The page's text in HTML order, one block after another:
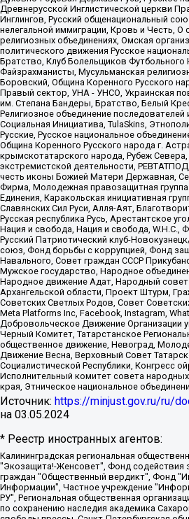
Древнерусской Инглистической церкви
Инглингов, Русский общенациональный
нелегальной иммиграции, Кровь и Честь, О
религиозных объединениях, Омская
политического движения Русское
Братство, Клуб Болельщиков Футбольного
Файзрахманисты, Мусульманская
Боровский, Община Коренного Русского
Правый сектор, УНА - УНСО, Украинская
им. Степана Бандеры, Братство, Белый
Религиозное объединение последователей
Социальная Инициатива, TulaSkins,
Русские, Русское национальное
Община Коренного Русского народа г.
крымскотатарского народа, Рубеж
экстремистской деятельности,
честь иконы Божией Матери Державная,
Фирма, Молодежная правозащитная
Единения, Каракольская инициативная
Славянских Сил Руси, Алля-Аят,
Русская республика Русь, Арестантское
Нация и свобода, Нация и свобода, W.H.С.,
Русский Патриотический клуб-
союз, Фонд борьбы с коррупцией, Фонд
Навального, Совет граждан СССР
Мужское государство, Народное
Народное движение Адат, Народный
Архангельской области, Проект Штурм,
Советских Светлых Родов, Совет
Meta Platforms Inc, Facebook, Instagram,
Добровольческое Движение Организации
Черный Комитет, Татарстанское
общественное движение, Невоград,
Движение Весна, Верховный Совет
Социалистической Республики, Конгресс
Исполнительный комитет совета
края, Этническое национальное
Источник: https://minjust.gov.ru/ru/
на 03.05.2024
* Реестр иностранных агентов:
Калининградская региональная общественная организация "Экозащита!-Женсовет", Фонд содействия защите прав и свобод граждан "Общественный вердикт", Фонд "Институт Развития Свободы Информации", Частное учреждение "Информационное агентство МЕМО. РУ", Региональная общественная организация "Общественная комиссия по сохранению наследия академика Сахарова", Фонд поддержки свободы прессы, Санкт-Петербургская общественная правозащитная организация "Гражданский контроль", Межрегиональная общественная организация "Информационно-просветительский центр "Мемориал", Региональный Фонд "Центр Защиты Прав Средств Массовой Информации", с 05.12.2023 Фонд "Центр Защиты Прав Средств массовой информации", Региональная общественная благотворительная организация помощи беженцам и мигрантам "Гражданское содействие", Негосударственное образовательное учреждение дополнительного профессионального образования (повышение квалификации) специалистов "АКАДЕМИЯ ПО ПРАВАМ ЧЕЛОВЕКА", Свердловская региональная общественная организация "Сутяжник", Автономная некоммерческая организация "Центр независимых социологических исследований", Союз общественных объединений "Российский исследовательский центр по правам человека", Региональное общественное учреждение научно-информационный центр "МЕМОРИАЛ", Некоммерческая организация "Фонд защиты гласности", Автономная некоммерческая организация "Институт прав человека", Городская общественная организация "Екатеринбургское общество "МЕМОРИАЛ", Городская общественная организация "Рязанское историко-просветительское и правозащитное общество "Мемориал" (Рязанский Мемориал), Челябинский региональный орган общественной самодеятельности – женское общественное объединение "Женщины Евразии", Челябинский региональный орган общественной самодеятельности "Уральская правозащитная группа", Фонд содействия защите здоровья и социальной справедливости имени Андрея Рылькова, Автономная Некоммерческая Организация "Аналитический Центр Юрия Левады", Автономная некоммерческая организация социальной поддержки населения "Проект Апрель", Региональная общественная организация помощи женщинам и детям, находящимся в кризисной ситуации "Информационно-методический центр "Анна", Фонд содействия развитию массовых коммуникаций и правовому просвещению "Так-так-Так", Фонд содействия устойчивому развитию "Серебряная тайга", Свердловский региональный общественный фонд социальных проектов "Новое время", "Idel.Реалии", Кавказ.Реалии, Крым.Реалии, Телеканал Настоящее Время, Татаро-башкирская служба Радио Свобода (Azatliq Radiosi), Радио Свободная Европа/Радио Свобода (PCE/PC), "Сибирь.Реалии", "Фактограф", Благотворительный фонд помощи осужденным и их семьям, Автономная некоммерческая организация "Институт глобализации и социальных движений", Фонд "В защиту прав заключенных", Частное учреждение "Центр поддержки и содействия развитию средств массовой информации", Пензенский региональный общественный благотворительный фонд "Гражданский союз", "Север.Реалии", Некоммерческая организация Фонд "Правовая инициатива", Общество с ограниченной ответственностью "Радио Свободная Европа/Радио Свобода", Чешское информационное агентство "MEDIUM-ORIENT", Красноярская региональная общественная организация "Мы против СПИДа", Камалягин Денис Николаевич, Маркелов Сергей Евгеньевич, Пономарев Лев Александрович, Савицкая Людмила Алексеевна, Автономная некоммерческая организация "Центр по работе с проблемой насилия "НАСИЛИЮ.НЕТ", Межрегиональный профессиональный союз работников здравоохранения "Альянс врачей", Юридическое лицо, зарегистрированное в Латвийской Республике, SIA "Medusa Project" (регистрационный номер 40103797863, дата регистрации 10.06.2014), Некоммерческая организация "Фонд по борьбе с коррупцией", Автономная некоммерческая организация "Институт права и публичной политики", Баданин Роман Сергеевич, Гликин Максим Александрович, Железнова Мария Михайловна, Лукьянова Юлия Сергеевна, Маетная Елизавета Витальевна, Маняхин Петр Борисович, Чуракова Ольга Владимировна, Ярош Юлия Петровна, Юридическое лицо "The Insider SIA", зарегистрированное в Риге, Латвийская Республика (дата регистрации 26.06.2015), являющееся администратором доменного имени интернет-издания "The Insider SIA", https://theins.ru, Постернак Алексей Евгеньевич, Рубин Михаил Аркадьевич, Анин Роман Александрович, Юридическое лицо Istories fonds, зарегистрированное в Латвийской Республике (регистрационный номер 50008295751, дата регистрации 24.02.2020), Великовский Дмитрий Александрович, Долинина Ирина Николаевна, Мароховская Алеся Алексеевна, Шлейнов Роман Юрьевич, Шмагун Олеся Валентиновна, Общество с ограниченной ответственностью "Альтаир 2021", Общество с ограниченной ответственностью "Вега 2021", Общество с ограниченной ответственностью "Главный редактор 2021", Общество с ограниченной ответственностью "Ромашки монолит", Важенков Артем Валерьевич, Ивановская областная общественная организация "Центр гендерных исследований", Гурман Юрий Альбертович, Медиапроект "ОВД-Инфо", Егоров Владимир Владимирович, Жилинский Владимир Александрович, Общество с ограниченной ответственностью "ЗП", Иванова София Юрьевна, Карезина Инна Павловна, Кильтау Екатерина Викторовна, Петров Алексей Викторович, Пискунов Сергей Евгеньевич, Смирнов Сергей Сергеевич, Тихонов Михаил Сергеевич, Общество с ограниченной ответственностью "ЖУРНАЛИСТ-ИНОСТРАННЫЙ АГЕНТ", Арапова Галина Юрьевна, Вольтская Татьяна Анатольевна, Американская компания "Mason G.E.S. Anonymous Foundation" (США), являющаяся владельцем интернет-издания https://mnews.world/, Компания "Stichting Bellingcat", зарегистрированная в Нидерландах (дата регистрации 11.07.2018), Захаров Андрей Вячеславович, Клепиковская Екатерина Дмитриевна, Общество с ограниченной ответственностью "МЕМО", Перл Роман Александрович, Симонов Евгений Алексеевич, Соловьева Елена Анатольевна, Сотников Даниил Владимирович, Сурначева Елизавета Дмитриевна, Автономная некоммерческая организация по защите прав человека и информированию населения "Якутия – Наше Мнение", Общество с ограниченной ответственностью "Москоу диджитал медиа", с 26.01.2023 Общество с ограниченной ответственностью "Чайка Белые сады", Ветошкина Валерия Валерьевна, Заговора Максим Александрович, Межрегиональное общественное движение "Российская ЛГБТ - сеть", Оленичев Максим Владимирович, Павлов Иван Юрьевич, Скворцова Елена Сергеевна, Общество с ограниченной ответственностью "Как бы инагент", Кочетков Игорь Викторович, Общество с ограниченной ответственностью "Честные выборы", Еланчик Олег Александрович, Общество с ограниченной ответственностью "Нобелевский призыв", Гималова Регина Эмилевна, Григорьев Андрей Валерьевич, Григорьева Алина Александровна, Ассоциация по содействию защите прав призывников, альтернативнослужащих и военнослужащих "Правозащитная группа "Гражданин.Армия.Право", Хисамова Регина Фаритовна, Автономная некоммерческая организация по реализации социально-правовых программ "Лилит", Дальневосточное общественное движение "Маяк", Санкт-Петербургская ЛГБТ-инициативная группа "Выход", Инициативная группа ЛГБТ+ "Реверс", Алексеев Андрей Викторович, Бекбулатова Таисия Львовна, Беляев Иван Михайлович, Владыкина Елена Сергеевна, Гельман Марат Александрович, Никульшина Вероника Юрьевна, Толоконникова Надежда Андреевна, Шендерович Виктор Анатольевич, Общество с ограниченной